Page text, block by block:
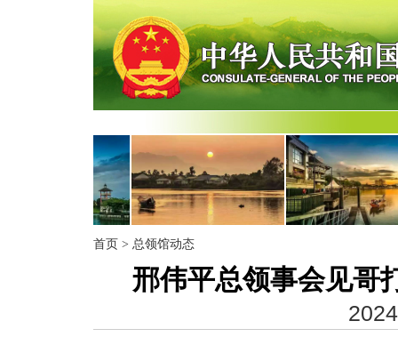
首页 > 总领馆动态
邢伟平总领事会见哥